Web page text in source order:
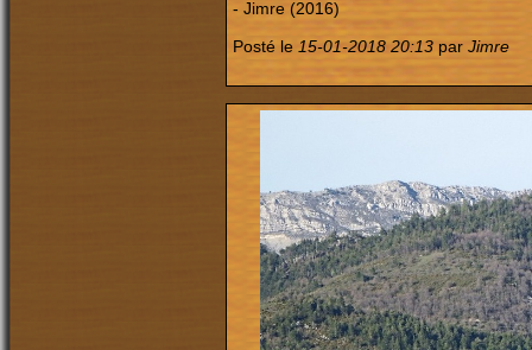
- Jimre (2016)
Posté le 15-01-2018 20:13 par Jimre